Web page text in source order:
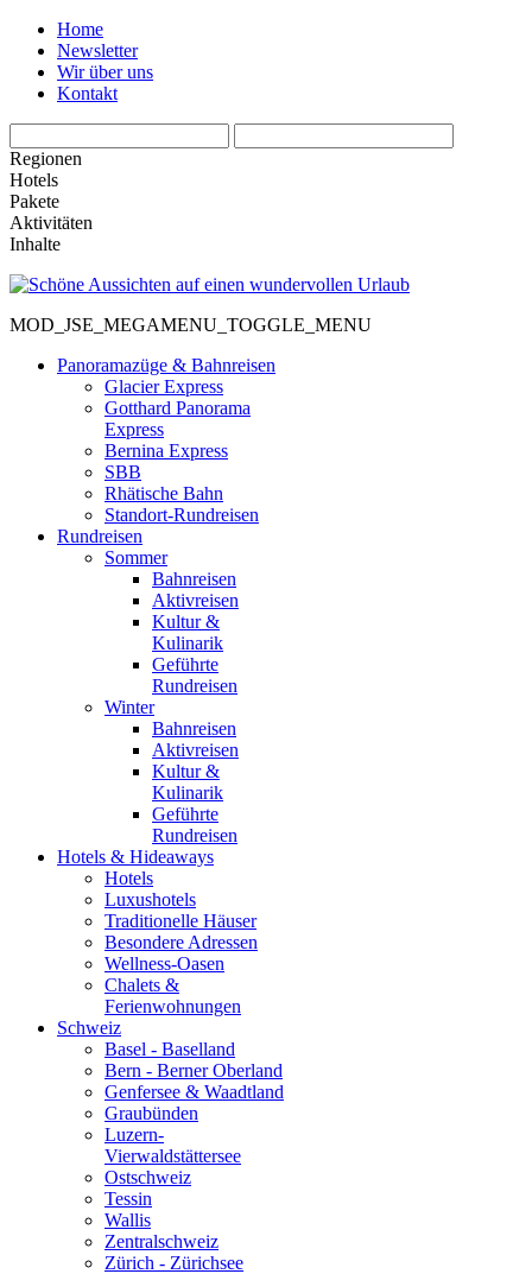
Home
Newsletter
Wir über uns
Kontakt
Regionen
Hotels
Pakete
Aktivitäten
Inhalte
MOD_JSE_MEGAMENU_TOGGLE_MENU
Panoramazüge & Bahnreisen
Glacier Express
Gotthard Panorama
Express
Bernina Express
SBB
Rhätische Bahn
Standort-Rundreisen
Rundreisen
Sommer
Bahnreisen
Aktivreisen
Kultur &
Kulinarik
Geführte
Rundreisen
Winter
Bahnreisen
Aktivreisen
Kultur &
Kulinarik
Geführte
Rundreisen
Hotels & Hideaways
Hotels
Luxushotels
Traditionelle Häuser
Besondere Adressen
Wellness-Oasen
Chalets &
Ferienwohnungen
Schweiz
Basel - Baselland
Bern - Berner Oberland
Genfersee & Waadtland
Graubünden
Luzern-
Vierwaldstättersee
Ostschweiz
Tessin
Wallis
Zentralschweiz
Zürich - Zürichsee